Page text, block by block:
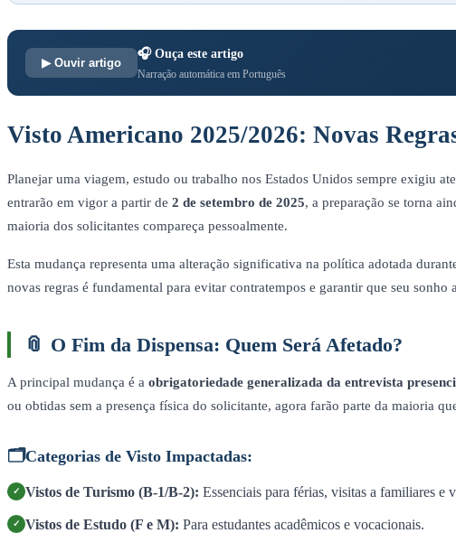
▶ Ouvir artigo
🎧 Ouça este artigo
Narração automática em Português
Visto Americano 2025/2026: Novas
Planejar uma viagem, estudo ou trabalho nos Estados Unidos sempre exigiu
entrarão em vigor a partir de 2 de setembro de 2025, a preparação se torna
maioria dos solicitantes compareça pessoalmente.
Esta mudança representa uma alteração significativa na política adotada
novas regras é fundamental para evitar contratempos e garantir que seu
📎 O Fim da Dispensa: Quem Será Afetado?
A principal mudança é a obrigatoriedade generalizada da entrevista
ou obtidas sem a presença física do solicitante, agora farão parte da maioria
🗂️Categorias de Visto Impactadas:
✓ Vistos de Turismo (B-1/B-2): Essenciais para férias, visitas a familiares e
✓ Vistos de Estudo (F e M): Para estudantes acadêmicos e vocacionais.